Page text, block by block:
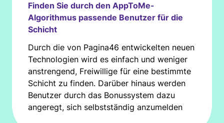
Finden Sie durch den AppToMe-
Algorithmus passende Benutzer für die
Schicht
Durch die von Pagina46 entwickelten neuen
Technologien wird es einfach und weniger
anstrengend, Freiwillige für eine bestimmte
Schicht zu finden. Darüber hinaus werden
Benutzer durch das Bonussystem dazu
angeregt, sich selbstständig anzumelden